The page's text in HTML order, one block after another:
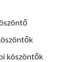
köszöntők